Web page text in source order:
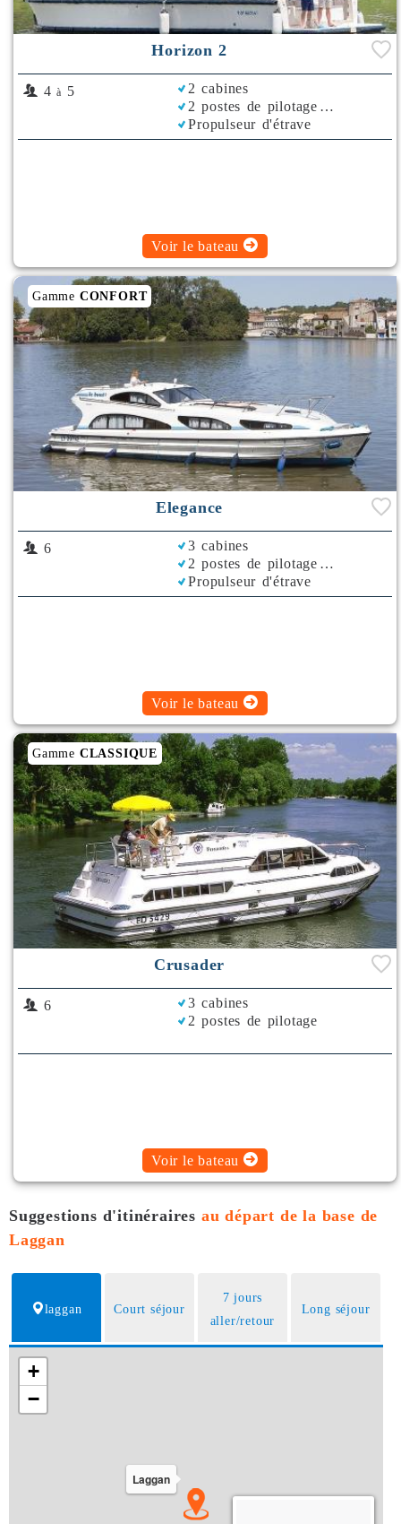
Horizon 2
4 à 5
2 cabines
2 postes de pilotage
Propulseur d'étrave
Rafraichisseur d'Air
Voir le bateau
Gamme CONFORT
Elegance
6
3 cabines
2 postes de pilotage
Propulseur d'étrave
Rafraichisseur d'Air
Voir le bateau
Gamme CLASSIQUE
Crusader
6
3 cabines
2 postes de pilotage
Voir le bateau
Suggestions d'itinéraires au départ de la base de
Laggan
laggan Court séjour
7 jours
aller/retour
Long séjour